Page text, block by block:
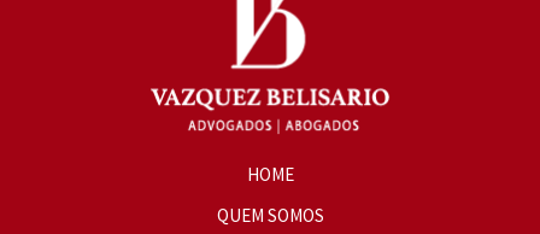
HOME
QUEM SOMOS